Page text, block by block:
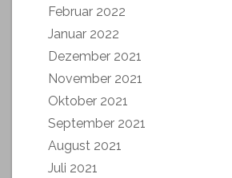
Februar 2022
Januar 2022
Dezember 2021
November 2021
Oktober 2021
September 2021
August 2021
Juli 2021